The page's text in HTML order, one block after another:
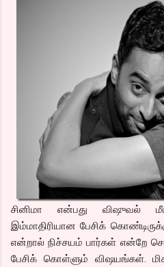
சினிமா என்பது விஷுவல்
இம்மாதிரியான பேசிக்
என்றால் நிச்சயம் பார்கள் என்றே
பேசிக் கொள்ளும் விஷயங்கள்.